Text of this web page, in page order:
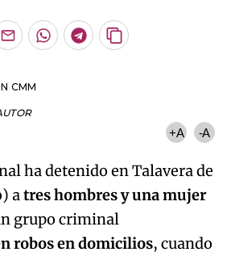
EnviarWhatsapp
Telegram
Copiar
CMM
+A -A
ha detenido en Talavera de
atres hombres y una mujer
grupo criminal
robos en domicilios, cuando